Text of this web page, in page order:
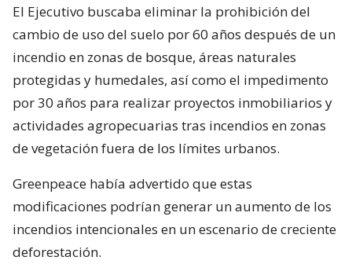
El Ejecutivo buscaba eliminar la prohibición del
cambio de uso del suelo por 60 años después de un
incendio en zonas de bosque, áreas naturales
protegidas y humedales, así como el impedimento
por 30 años para realizar proyectos inmobiliarios y
actividades agropecuarias tras incendios en zonas
de vegetación fuera de los límites urbanos.
Greenpeace había advertido que estas
modificaciones podrían generar un aumento de los
incendios intencionales en un escenario de creciente
deforestación.